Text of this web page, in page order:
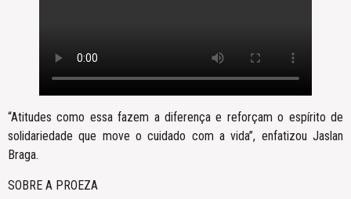
“Atitudes como essa fazem a diferença e reforçam o espírito de
solidariedade que move o cuidado com a vida”, enfatizou Jaslan
Braga.
SOBRE A PROEZA